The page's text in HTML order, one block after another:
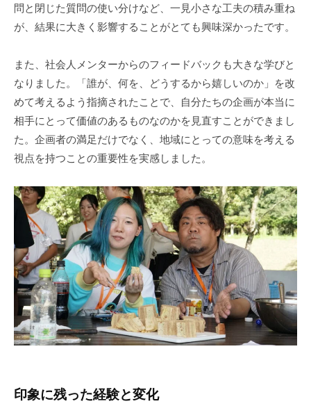
問と閉じた質問の使い分けなど、一見小さな工夫の積み重ね
が、結果に大きく影響することがとても興味深かったです。
また、社会人メンターからのフィードバックも大きな学びと
なりました。「誰が、何を、どうするから嬉しいのか」を改
めて考えるよう指摘されたことで、自分たちの企画が本当に
相手にとって価値のあるものなのかを見直すことができまし
た。企画者の満足だけでなく、地域にとっての意味を考える
視点を持つことの重要性を実感しました。
印象に残った経験と変化